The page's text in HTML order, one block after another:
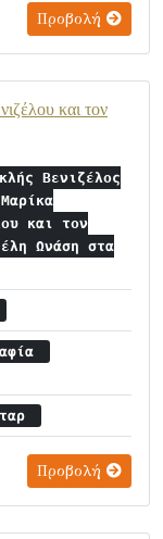
Προβολή
και τον
Βενιζέλος
και τον
Ωνάση στα
Προβολή